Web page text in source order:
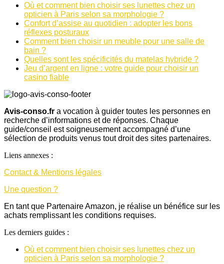
Où et comment bien choisir ses lunettes chez un
opticien à Paris selon sa morphologie ?
Confort d’assise au quotidien : adopter les bons
réflexes posturaux
Comment bien choisir un meuble pour une salle de
bain ?
Quelles sont les spécificités du matelas hybride ?
Jeu d’argent en ligne : votre guide pour choisir un
casino fiable
Avis-conso.fr a vocation à guider toutes les personnes en
recherche d’informations et de réponses. Chaque
guide/conseil est soigneusement accompagné d’une
sélection de produits venus tout droit des sites partenaires.
Liens annexes :
Contact & Mentions légales
Une question ?
En tant que Partenaire Amazon, je réalise un bénéfice sur les
achats remplissant les conditions requises.
Les derniers guides :
Où et comment bien choisir ses lunettes chez un
opticien à Paris selon sa morphologie ?